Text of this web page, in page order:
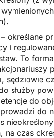
– określane
i
To
sędziowie
służby
do
do
na czas